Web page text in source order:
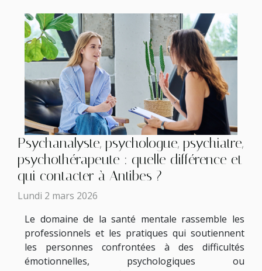
Psychanalyste, psychologue, psychiatre,
psychothérapeute : quelle différence et
qui contacter à Antibes ?
Lundi 2 mars 2026
Le domaine de la santé mentale rassemble les
professionnels et les pratiques qui soutiennent
les personnes confrontées à des difficultés
émotionnelles, psychologiques ou